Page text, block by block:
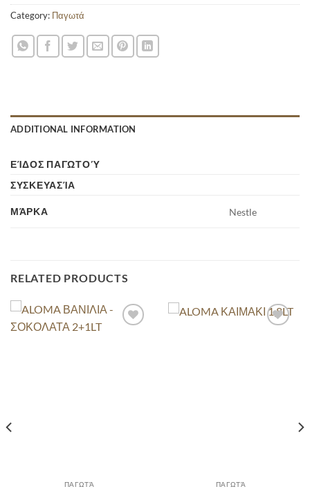
Category: Παγωτά
ADDITIONAL INFORMATION
ΕΊΔΟΣ ΠΑΓΩΤΟΎ
ΣΥΣΚΕΥΑΣΊΑ
ΜΆΡΚΑ Nestle
RELATED PRODUCTS
ΠΑΓΩΤΆ ΠΑΓΩΤΆ